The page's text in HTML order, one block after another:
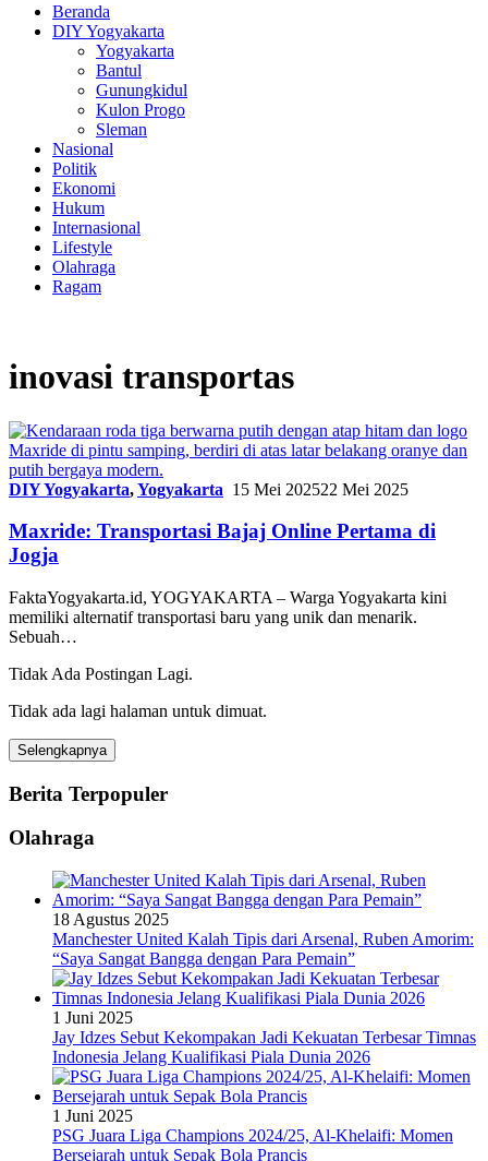
Beranda
DIY Yogyakarta
Yogyakarta
Bantul
Gunungkidul
Kulon Progo
Sleman
Nasional
Politik
Ekonomi
Hukum
Internasional
Lifestyle
Olahraga
Ragam
inovasi transportas
DIY Yogyakarta,Yogyakarta 15 Mei 202522 Mei 2025
Maxride: Transportasi Bajaj Online Pertama di
Jogja
FaktaYogyakarta.id, YOGYAKARTA – Warga Yogyakarta kini
memiliki alternatif transportasi baru yang unik dan menarik.
Sebuah…
Tidak Ada Postingan Lagi.
Tidak ada lagi halaman untuk dimuat.
Selengkapnya
Berita Terpopuler
Olahraga
18 Agustus 2025
Manchester United Kalah Tipis dari Arsenal, Ruben Amorim:
“Saya Sangat Bangga dengan Para Pemain”
1 Juni 2025
Jay Idzes Sebut Kekompakan Jadi Kekuatan Terbesar Timnas
Indonesia Jelang Kualifikasi Piala Dunia 2026
1 Juni 2025
PSG Juara Liga Champions 2024/25, Al-Khelaifi: Momen
Bersejarah untuk Sepak Bola Prancis